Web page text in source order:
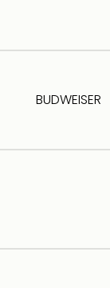
BUDWEISER